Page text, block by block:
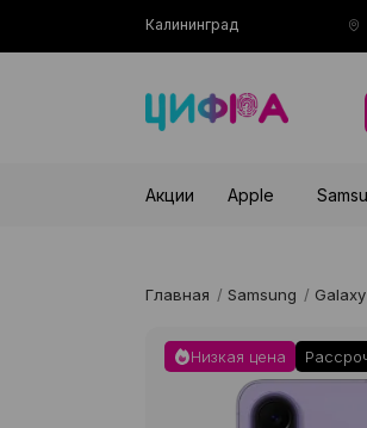
Калининград
Акции Apple
Главная / Samsung /
Низкая цена